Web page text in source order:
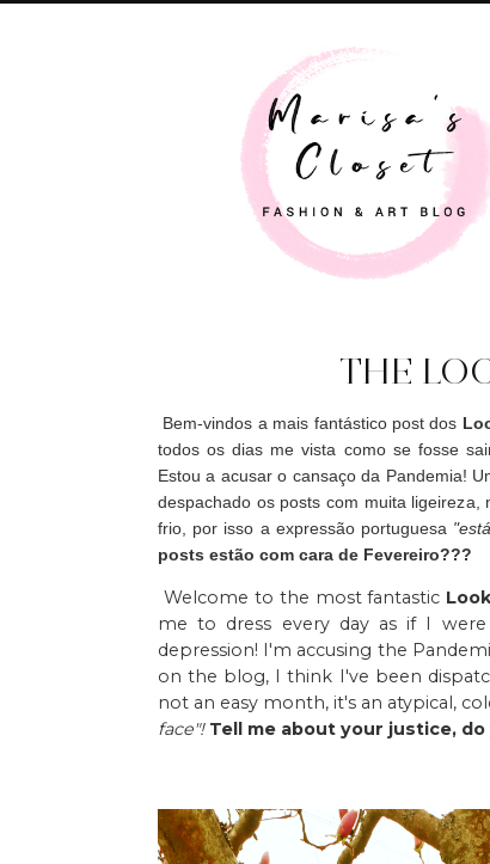
THE
Bem-vindos a mais fantástico post dos
todos os dias me vista como se fosse
Estou a acusar o cansaço da Pandemia!
despachado os posts com muita
frio, por isso a expressão portuguesa
posts estão com cara de Fevereiro???
Welcome to the most fantastic
me to dress every day as if I
depression! I'm accusing the
on the blog, I think I've been
not an easy month, it's an atypical,
face"! Tell me about your justice,